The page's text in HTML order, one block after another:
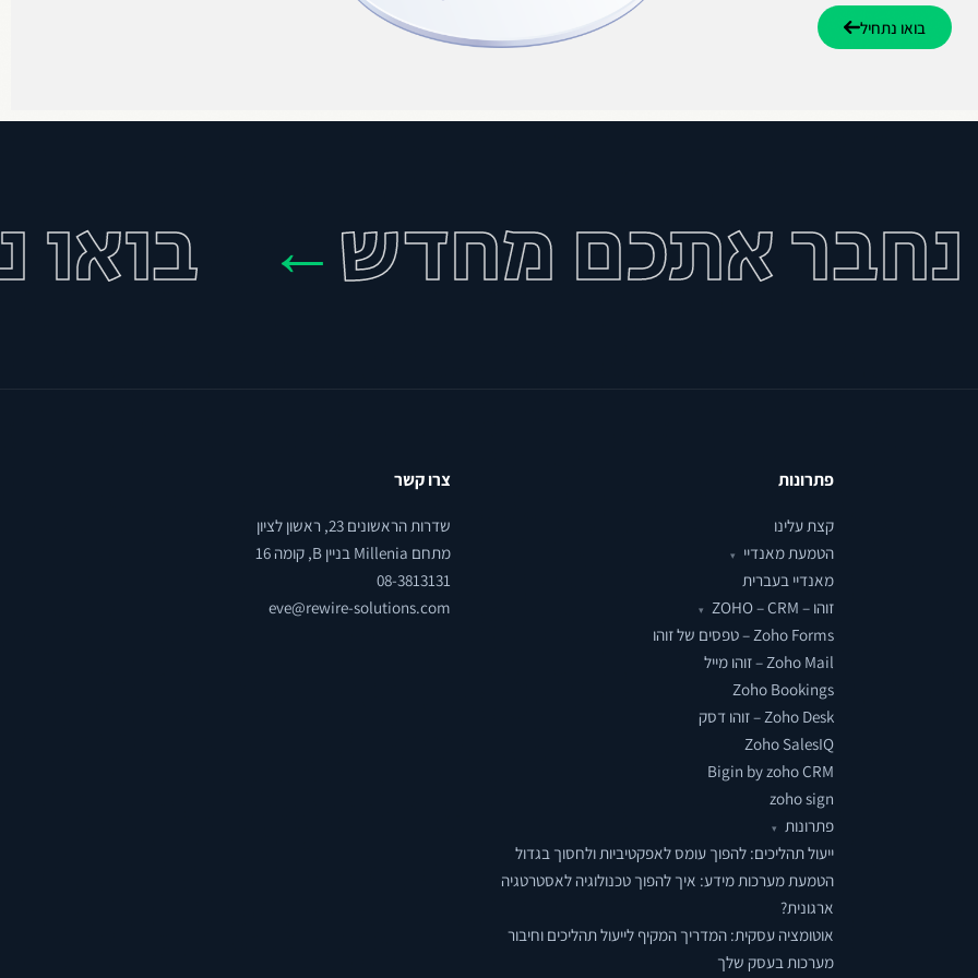
בואו נתחיל
אתכם מחדש← בואו
פתרונות
קצת עלינו
הטמעת מאנדיי
▾
מאנדיי בעברית
זוהו – ZOHO – CRM
▾
Zoho Forms – טפסים של זוהו
Zoho Mail – זוהו מייל
Zoho Bookings
Zoho Desk – זוהו דסק
Zoho SalesIQ
Bigin by zoho CRM
zoho sign
פתרונות
▾
ייעול תהליכים: להפוך עומס לאפקטיביות ולחסוך בגדול
הטמעת מערכות מידע: איך להפוך טכנולוגיה לאסטרטגיה
ארגונית?
אוטומציה עסקית: המדריך המקיף לייעול תהליכים וחיבור
מערכות בעסק שלך
צרו קשר
שדרות הראשונים 23, ראשון לציון
מתחם Millenia בניין B, קומה 16
08-3813131
eve@rewire-solutions.com